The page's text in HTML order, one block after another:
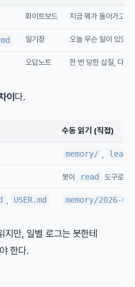
화이트보드 지금 뭐가 돌아가고
일기장 오늘 무슨 일이 있었
오답노트 한 번 당한 삽질, 다음
이 다.
수동 읽기 (직접)
memory/
봇이 read 도구로 읽
USER.md memory/2026-
지만, 일별 로그는 봇한테
한다.